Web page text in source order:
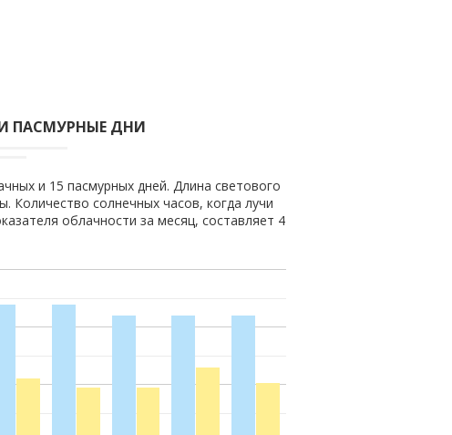
ПАСМУРНЫЕ ДНИ
и 15 пасмурных дней. Длина светового
Количество солнечных часов, когда лучи
облачности за месяц, составляет 4